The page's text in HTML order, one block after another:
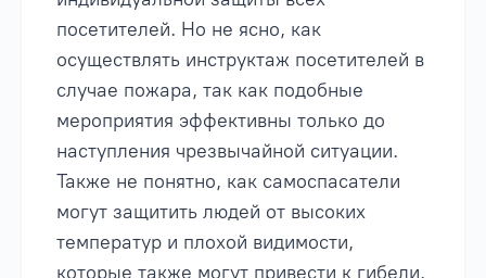
посетителей. Но не ясно, как
осуществлять инструктаж посетителей в
случае пожара, так как подобные
мероприятия эффективны только до
наступления чрезвычайной ситуации.
Также не понятно, как самоспасатели
могут защитить людей от высоких
температур и плохой видимости,
которые также могут привести к гибели.